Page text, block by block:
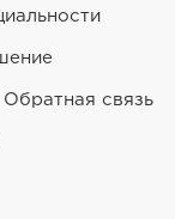
Обратная связь